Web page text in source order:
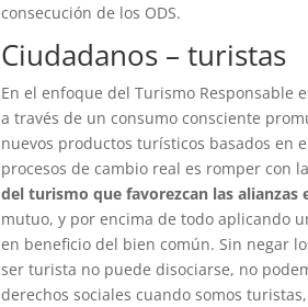
consecución de los ODS.
Ciudadanos – turistas
En el enfoque del Turismo Responsable
a través de un consumo consciente
nuevos productos turísticos basados en
procesos de cambio real es romper con
del turismo que favorezcan las
mutuo, y por encima de todo aplicando
en beneficio del bien común. Sin negar
ser turista no puede disociarse, no
derechos sociales cuando somos